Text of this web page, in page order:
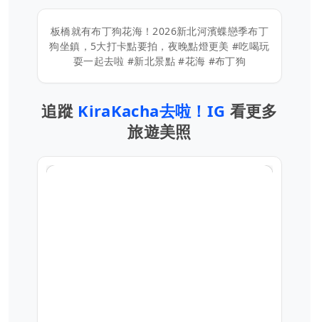
板橋就有布丁狗花海！2026新北河濱蝶戀季布丁
狗坐鎮，5大打卡點要拍，夜晚點燈更美 #吃喝玩
耍一起去啦 #新北景點 #花海 #布丁狗
追蹤 KiraKacha去啦！IG 看更多
旅遊美照